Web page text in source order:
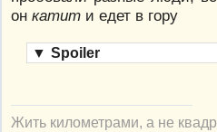
он катит и едет в гору
▼ Spoiler
Жить километрами, а не